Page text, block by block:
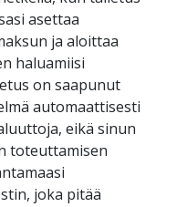
asettaa
ja aloittaa
haluamiisi
on saapunut
automaattisesti
eikä sinun
toteuttamisen
joka pitää